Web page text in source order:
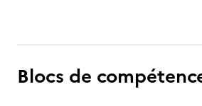
Blocs de